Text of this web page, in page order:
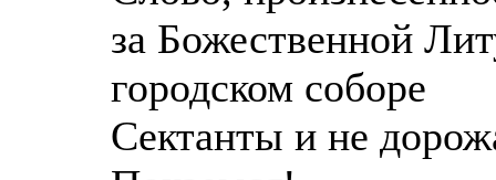
за Божественной
городском соборе
Сектанты и не